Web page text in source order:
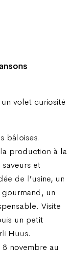
volet curiosité
bâloises.
production à la
et
de l’usine, un
un
Visite
un petit
Huus.
8 novembre au